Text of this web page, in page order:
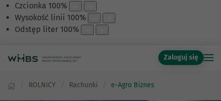
Czcionka 100%
Wysokość linii 100%
Odstęp liter 100%
Zaloguj się
ROLNICY Rachunki e-Agro Biznes